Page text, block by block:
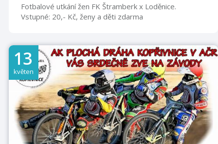
Fotbalové utkání žen FK Štramberk x Loděnice.
Vstupné: 20,- Kč, ženy a děti zdarma
13
květen